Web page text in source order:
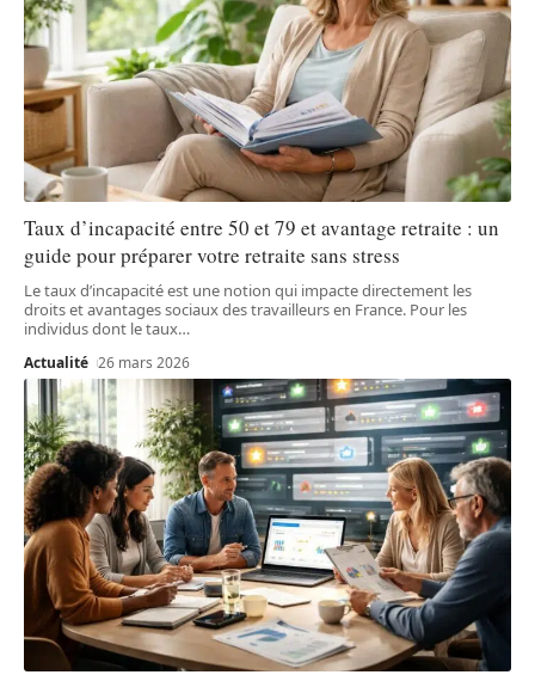
Taux d’incapacité entre 50 et 79 et avantage retraite : un
guide pour préparer votre retraite sans stress
Le taux d’incapacité est une notion qui impacte directement les
droits et avantages sociaux des travailleurs en France. Pour les
individus dont le taux…
Actualité 26 mars 2026